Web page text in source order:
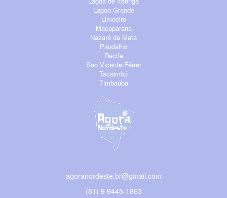
Lagoa Grande
Limoeiro
Macaparana
Nazaré da Mata
Paudalho
Recife
São Vicente Férrer
Tacaimbó
Timbaúba
agoranordeste.br@gmail.com
(81) 9 9445-1863